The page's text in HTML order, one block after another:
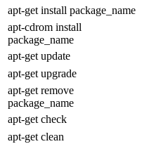
apt-get install package_name
apt-cdrom install
package_name
apt-get update
apt-get upgrade
apt-get remove
package_name
apt-get check
apt-get clean